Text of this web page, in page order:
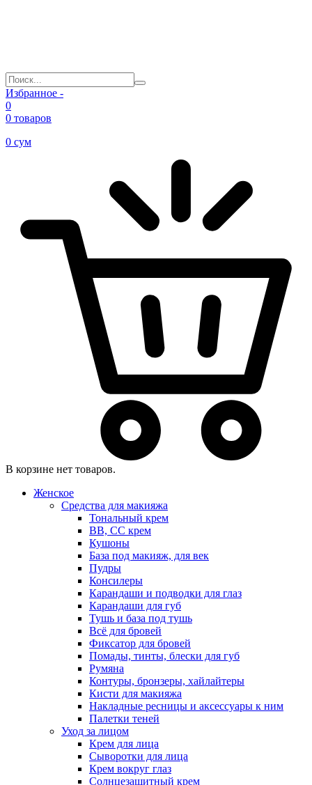
Избранное -
0
0 товаров
0 сум
В корзине нет товаров.
Женское
Средства для макияжа
Тональный крем
BB, CC крем
Кушоны
База под макияж, для век
Пудры
Консилеры
Карандаши и подводки для глаз
Карандаши для губ
Тушь и база под тушь
Всё для бровей
Фиксатор для бровей
Помады, тинты, блески для губ
Румяна
Контуры, бронзеры, хайлайтеры
Кисти для макияжа
Накладные ресницы и аксессуары к ним
Палетки теней
Уход за лицом
Крем для лица
Сыворотки для лица
Крем вокруг глаз
Солнцезащитный крем